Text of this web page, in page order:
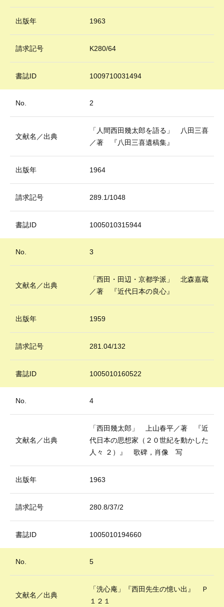
出版年 1963
請求記号 K280/64
書誌ID 1009710031494
No. 2
文献名／出典
「人間西田幾太郎を語る」 八田三喜
／著 『八田三喜遺稿集』
出版年 1964
請求記号 289.1/1048
書誌ID 1005010315944
No. 3
文献名／出典
「西田・田辺・京都学派」 北森嘉蔵
／著 『近代日本の良心』
出版年 1959
請求記号 281.04/132
書誌ID 1005010160522
No. 4
文献名／出典
「西田幾太郎」 上山春平／著 『近
代日本の思想家（２０世紀を動かした
人々 ２）』 歌碑，肖像 写
出版年 1963
請求記号 280.8/37/2
書誌ID 1005010194660
No. 5
文献名／出典
「洗心庵」『西田先生の憶い出』 Ｐ
１２１